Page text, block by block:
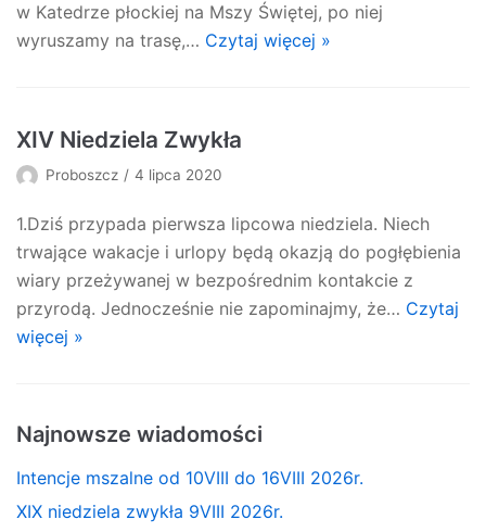
w Katedrze płockiej na Mszy Świętej, po niej
wyruszamy na trasę,… Czytaj więcej »
XIV Niedziela Zwykła
Proboszcz 4 lipca 2020
1.Dziś przypada pierwsza lipcowa niedziela. Niech
trwające wakacje i urlopy będą okazją do pogłębienia
wiary przeżywanej w bezpośrednim kontakcie z
przyrodą. Jednocześnie nie zapominajmy, że… Czytaj
więcej »
Najnowsze wiadomości
Intencje mszalne od 10VIII do 16VIII 2026r.
XIX niedziela zwykła 9VIII 2026r.